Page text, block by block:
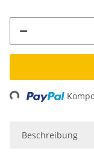
Beschreibung